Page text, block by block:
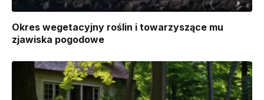
Okres wegetacyjny roślin i towarzyszące mu
zjawiska pogodowe